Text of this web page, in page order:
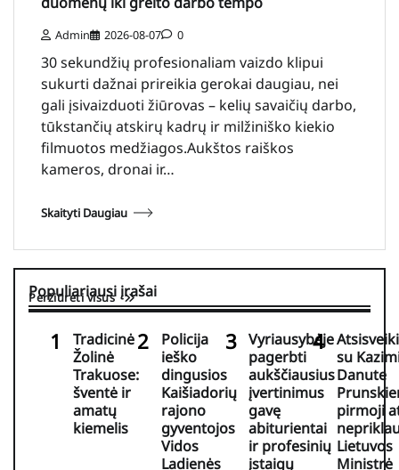
Admin 2026-08-07 0
30 sekundžių profesionaliam vaizdo klipui
sukurti dažnai prireikia gerokai daugiau, nei
gali įsivaizduoti žiūrovas – kelių savaičių darbo,
tūkstančių atskirų kadrų ir milžiniško kiekio
filmuotos medžiagos.Aukštos raiškos
kameros, dronai ir…
Skaityti Daugiau
Populiariausi įrašai
Peržiūrėti visus
Tradicinė
Žolinė
Trakuose:
šventė ir
amatų
kiemelis
Policija
ieško
dingusios
Kaišiadorių
rajono
gyventojos
Vidos
Ladienės
Vyriausybėje
pagerbti
aukščiausius
įvertinimus
gavę
abiturientai
ir profesinių
įstaigų
su
Danute
pirmoji
Lietuvos
Ministrė